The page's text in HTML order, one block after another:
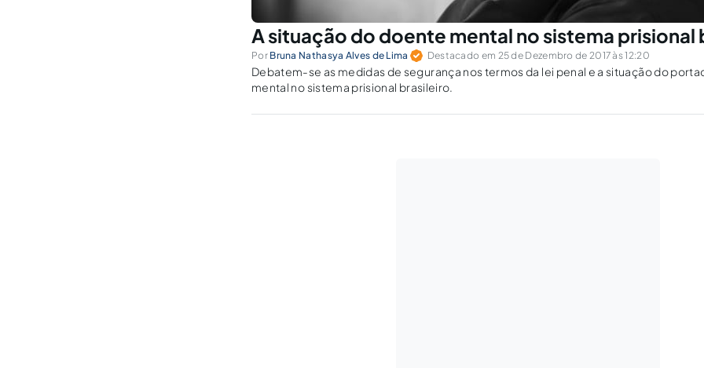
A situação do doente mental no sistema prisional
Por Bruna Nathasya Alves de Lima Destacado em 25 de Dezembro de 2017 às 12:20
Debatem-se as medidas de segurança nos termos da lei penal e a situação do
mental no sistema prisional brasileiro.